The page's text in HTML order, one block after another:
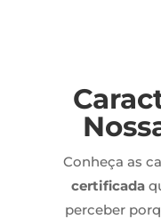
Conheça as
certificada
perceber